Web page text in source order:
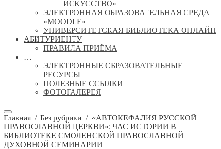
ИСКУССТВО»
ЭЛЕКТРОННАЯ ОБРАЗОВАТЕЛЬНАЯ СРЕДА
«MOODLE»
УНИВЕРСИТЕТСКАЯ БИБЛИОТЕКА ОНЛАЙН
АБИТУРИЕНТУ
ПРАВИЛА ПРИЁМА
…
ЭЛЕКТРОННЫЕ ОБРАЗОВАТЕЛЬНЫЕ
РЕСУРСЫ
ПОЛЕЗНЫЕ ССЫЛКИ
ФОТОГАЛЕРЕЯ
Главная / Без рубрики / «АВТОКЕФАЛИЯ РУССКОЙ
ПРАВОСЛАВНОЙ ЦЕРКВИ»: ЧАС ИСТОРИИ В
БИБЛИОТЕКЕ СМОЛЕНСКОЙ ПРАВОСЛАВНОЙ
ДУХОВНОЙ СЕМИНАРИИ